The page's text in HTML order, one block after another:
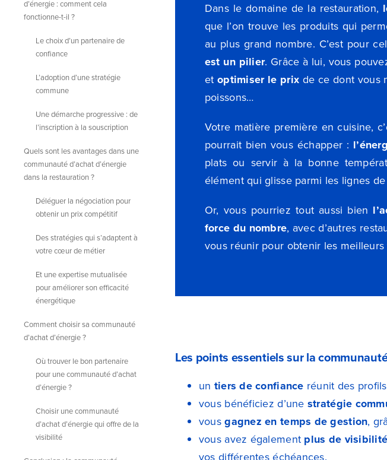
d’énergie : comment cela
fonctionne-t-il ?
Le choix d’un partenaire de
confiance
L’adoption d’une stratégie
commune
Une démarche progressive : de
l’inscription à la souscription
Quels sont les avantages dans une
communauté d’achat d’énergie
dans la restauration ?
Déléguer la négociation pour
obtenir un prix compétitif
Des stratégies qui s’adaptent à
votre cœur de métier
Et une expertise mutualisée
pour améliorer son efficacité
énergétique
Comment choisir sa communauté
d’achat d’énergie ?
Où trouver le bon partenaire
pour une communauté d’achat
d’énergie ?
Choisir une communauté
d’achat d’énergie qui offre de la
visibilité
Dans le domaine de la restauration,
que l’on trouve les produits qui
au plus grand nombre. C’est pour
est un pilier. Grâce à lui, vous
etoptimiser le prix de ce dont vous
poissons…
Votre matière première en cuisine,
pourrait bien vous échapper :
plats ou servir à la bonne
élément qui glisse parmi les lignes
Or, vous pourriez tout aussi bien
force du nombre, avec d’autres
vous réunir pour obtenir les meilleurs
Les points essentiels sur la
un tiers de confiance réunit des
vous bénéficiez d’une stratégie
vousgagnez en temps de gestion,
vous avez également plus de
vos différentes échéances.